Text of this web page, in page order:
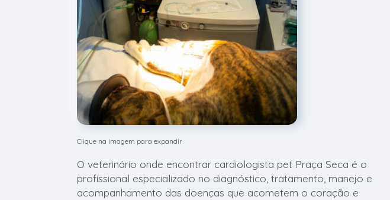
Clique na imagem para expandir
O veterinário onde encontrar cardiologista pet Praça Seca é o
profissional especializado no diagnóstico, tratamento, manejo e
acompanhamento das doenças que acometem o coração e